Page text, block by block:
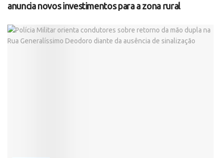
anuncia novos investimentos para a zona rural